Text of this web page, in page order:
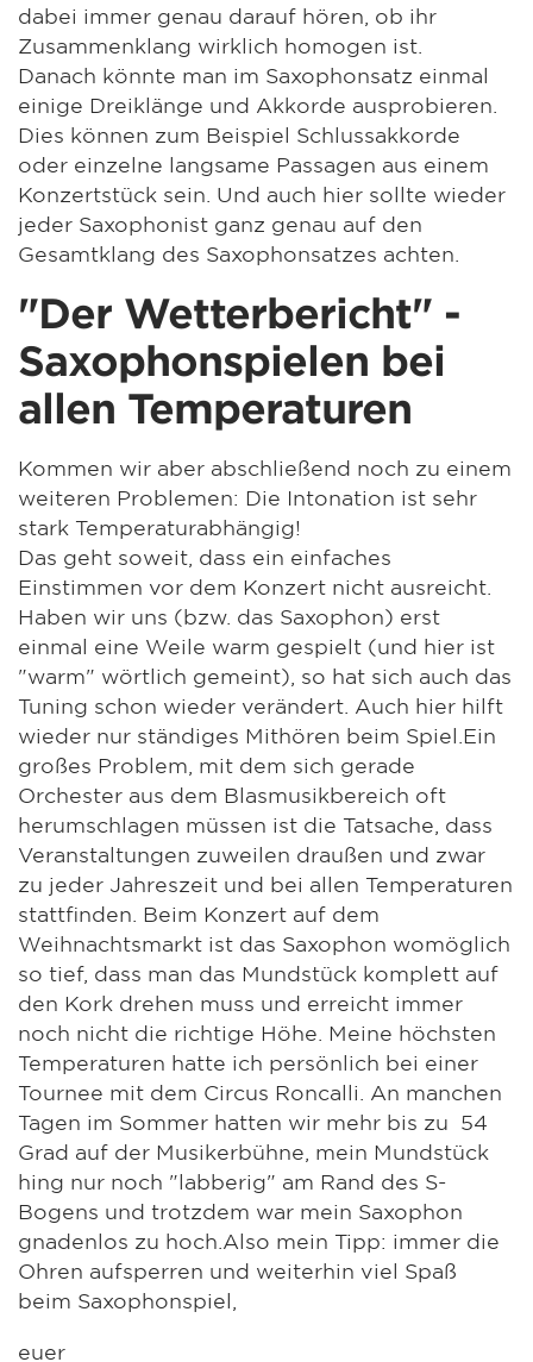
dabei immer genau darauf hören, ob ihr
Zusammenklang wirklich homogen ist.
Danach könnte man im Saxophonsatz einmal
einige Dreiklänge und Akkorde ausprobieren.
Dies können zum Beispiel Schlussakkorde
oder einzelne langsame Passagen aus einem
Konzertstück sein. Und auch hier sollte wieder
jeder Saxophonist ganz genau auf den
Gesamtklang des Saxophonsatzes achten.
"Der Wetterbericht" -
Saxophonspielen bei
allen Temperaturen
Kommen wir aber abschließend noch zu einem
weiteren Problemen: Die Intonation ist sehr
stark Temperaturabhängig!
Das geht soweit, dass ein einfaches
Einstimmen vor dem Konzert nicht ausreicht.
Haben wir uns (bzw. das Saxophon) erst
einmal eine Weile warm gespielt (und hier ist
"warm" wörtlich gemeint), so hat sich auch das
Tuning schon wieder verändert. Auch hier hilft
wieder nur ständiges Mithören beim Spiel.Ein
großes Problem, mit dem sich gerade
Orchester aus dem Blasmusikbereich oft
herumschlagen müssen ist die Tatsache, dass
Veranstaltungen zuweilen draußen und zwar
zu jeder Jahreszeit und bei allen Temperaturen
stattfinden. Beim Konzert auf dem
Weihnachtsmarkt ist das Saxophon womöglich
so tief, dass man das Mundstück komplett auf
den Kork drehen muss und erreicht immer
noch nicht die richtige Höhe. Meine höchsten
Temperaturen hatte ich persönlich bei einer
Tournee mit dem Circus Roncalli. An manchen
Tagen im Sommer hatten wir mehr bis zu 54
Grad auf der Musikerbühne, mein Mundstück
hing nur noch "labberig" am Rand des S-
Bogens und trotzdem war mein Saxophon
gnadenlos zu hoch.Also mein Tipp: immer die
Ohren aufsperren und weiterhin viel Spaß
beim Saxophonspiel,
euer